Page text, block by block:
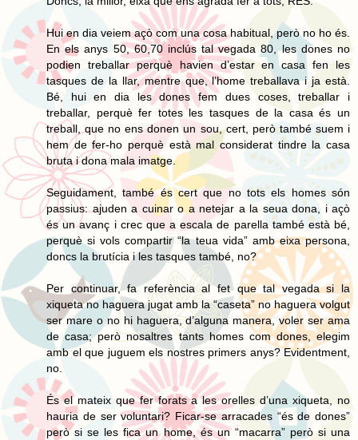
Hui en dia veiem açò com una cosa habitual, però no ho és.
En els anys 50, 60,70 inclús tal vegada 80, les dones no
podien treballar perquè havien d’estar en casa fen les
tasques de la llar, mentre que, l’home treballava i ja està.
Bé, hui en dia les dones fem dues coses, treballar i
treballar, perquè fer totes les tasques de la casa és un
treball, que no ens donen un sou, cert, però també suem i
hem de fer-ho perquè està mal considerat tindre la casa
bruta i dona mala imatge.
Seguidament, també és cert que no tots els homes són
passius: ajuden a cuinar o a netejar a la seua dona, i açò
és un avanç i crec que a escala de parella també està bé,
perquè si vols compartir “la teua vida” amb eixa persona,
doncs la brutícia i les tasques també, no?
Per continuar, fa referència al fet que tal vegada si la
xiqueta no haguera jugat amb la “caseta” no haguera volgut
ser mare o no hi haguera, d’alguna manera, voler ser ama
de casa; però nosaltres tants homes com dones, elegim
amb el que juguem els nostres primers anys? Evidentment,
no.
És el mateix que fer forats a les orelles d’una xiqueta, no
hauria de ser voluntari? Ficar-se arracades “és de dones”
però si se les fica un home, és un “macarra” però si una